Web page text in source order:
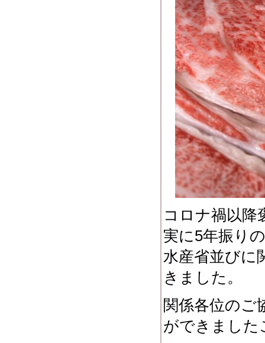
コロナ禍以降
実に5年振り
水産省並びに
きました。
関係各位のご
ができました